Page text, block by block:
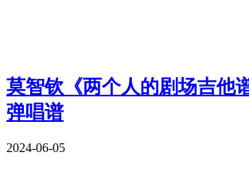
莫智钦《两个人的剧场吉他
弹唱谱
2024-06-05